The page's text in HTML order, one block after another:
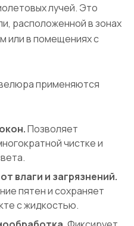
лучей. Это
расположенной в зонах
или в помещениях с
применяются
Позволяет
чистке и
влаги и загрязнений.
пятен и сохраняет
с жидкостью.